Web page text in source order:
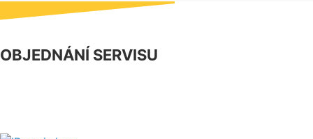
OBJEDNÁNÍ SERVISU